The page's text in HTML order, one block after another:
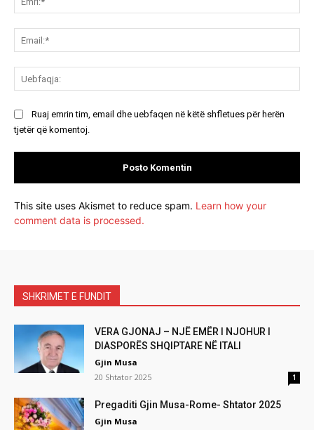
Ruaj emrin tim, email dhe uebfaqen në këtë shfletues për herën
tjetër që komentoj.
This site uses Akismet to reduce spam. Learn how your
comment data is processed.
SHKRIMET E FUNDIT
VERA GJONAJ – NJË EMËR I NJOHUR I
DIASPORËS SHQIPTARE NË ITALI
Gjin Musa
20 Shtator 2025
1
Pregaditi Gjin Musa-Rome- Shtator 2025
Gjin Musa